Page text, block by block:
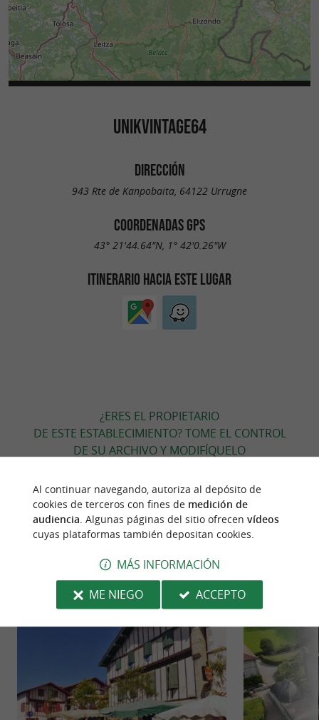
UNIKVINTAGE64
DIRECCIÓN
943 Rte de Kanpobaita, 64122 Urrugne
COORDENADAS GPS
43° 21'44.64"N, 1° 42'0.26"W
ITINERARIO HACIA ESTE LUGAR
¿ERES EL PROPIETARIO
DE ESTE ESTABLECIMIENTO? TOME EL CONTROL
DE SU ARCHIVO Y MODIFÍQUELO
PARA DESCUBRIRALREDEDOR
Descubrir Información Alojamiento
Al continuar navegando, autoriza al depósito de
cookies de terceros con fines de medición de
audiencia. Algunas páginas del sitio ofrecen vídeos
cuyas plataformas también depositan cookies.
MÁS INFORMACIÓN
ME NIEGO
ACCEPTO